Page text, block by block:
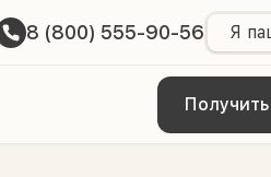
8 (800) 555-90-56 Я